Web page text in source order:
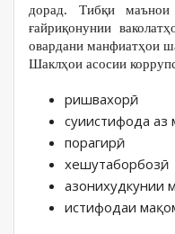
дорад. Тибқи маънои
ғайриқонунии
овардани манфиатҳои
Шаклҳои асосии
ришвахорӣ;
суиистифода аз
порагирӣ;
хешутаборбозӣ;
азонихудкунии
истифодаи